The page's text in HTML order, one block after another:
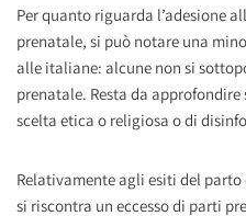
Per quanto riguarda l’adesione
prenatale, si può notare una
alle italiane: alcune non si
prenatale. Resta da
scelta etica o religiosa o di
Relativamente agli esiti del
si riscontra un eccesso di parti